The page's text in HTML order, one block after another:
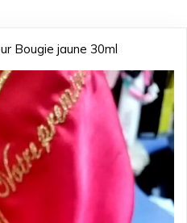
Bougie jaune 30ml